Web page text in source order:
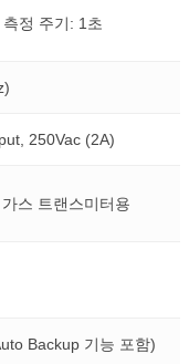
정 주기: 1초
250Vac (2A)
스 트랜스미터용
Backup 기능 포함)